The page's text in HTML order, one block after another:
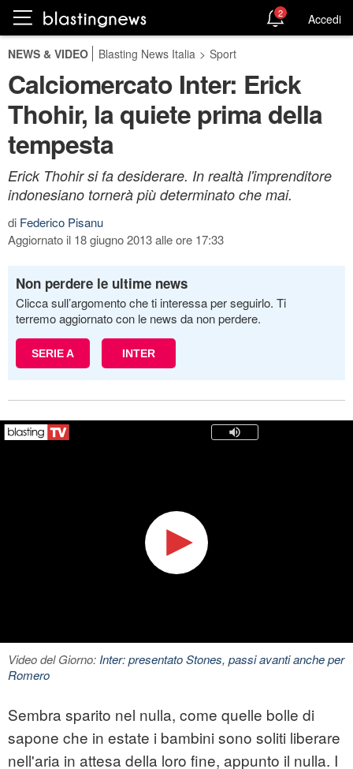
2 Accedi
NEWS & VIDEO Blasting News Italia > Sport
Calciomercato Inter: Erick
Thohir, la quiete prima della
tempesta
Erick Thohir si fa desiderare. In realtà l'imprenditore
indonesiano tornerà più determinato che mai.
di Federico Pisanu
Aggiornato il 18 giugno 2013 alle ore 17:33
Non perdere le ultime news
Clicca sull’argomento che ti interessa per seguirlo. Ti
terremo aggiornato con le news da non perdere.
SERIE A INTER
Video del Giorno: Inter: presentato Stones, passi avanti anche per
Romero
Sembra sparito nel nulla, come quelle bolle di
sapone che in estate i bambini sono soliti liberare
nell'aria in attesa della loro fine, appunto il nulla. I